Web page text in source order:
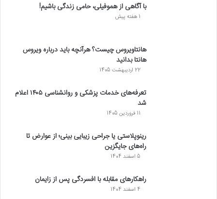
با آگاهی از هموفیلی، حامی زندگی باشیم!
1 هفته پیش
هانتاویروس چیست؟ هرآنچه باید درباره ویروس
هانتا بدانید
22 اردیبهشت 1405
تعرفه‌های خدمات پزشکی و روانشناسی ۱۴۰۵ اعلام
شد
11 فروردین 1405
رینوپلاستی یا جراحی زیبایی بینی؛ از عوارض تا
راه‌های جایگزین
5 اسفند 1404
راهکارهای مقابله با افسردگی پس از زایمان
4 اسفند 1404